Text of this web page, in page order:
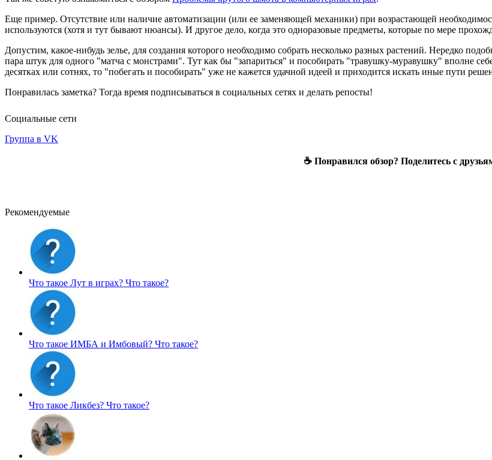
Еще пример. Отсутствие или наличие автоматизации (или ее заменяющей механики) при возрастающей
используются (хотя и тут бывают нюансы). И другое дело, когда это одноразовые предметы, которые по мере
Допустим, какое-нибудь зелье, для создания которого необходимо собрать несколько разных растений. Нередко
пара штук для одного "матча с монстрами". Тут как бы "запариться" и пособирать "травушку-муравушку" вполне
десятках или сотнях, то "побегать и пособирать" уже не кажется удачной идеей и приходится искать иные пути
Понравилась заметка? Тогда время подписываться в социальных сетях и делать репосты!
Социальные сети
Группа в VK
☕ Понравился обзор? Поделитесь с
Рекомендуемые
Что такое Лут в играх? Что такое?
Что такое ИМБА и Имбовый? Что такое?
Что такое Ликбез? Что такое?